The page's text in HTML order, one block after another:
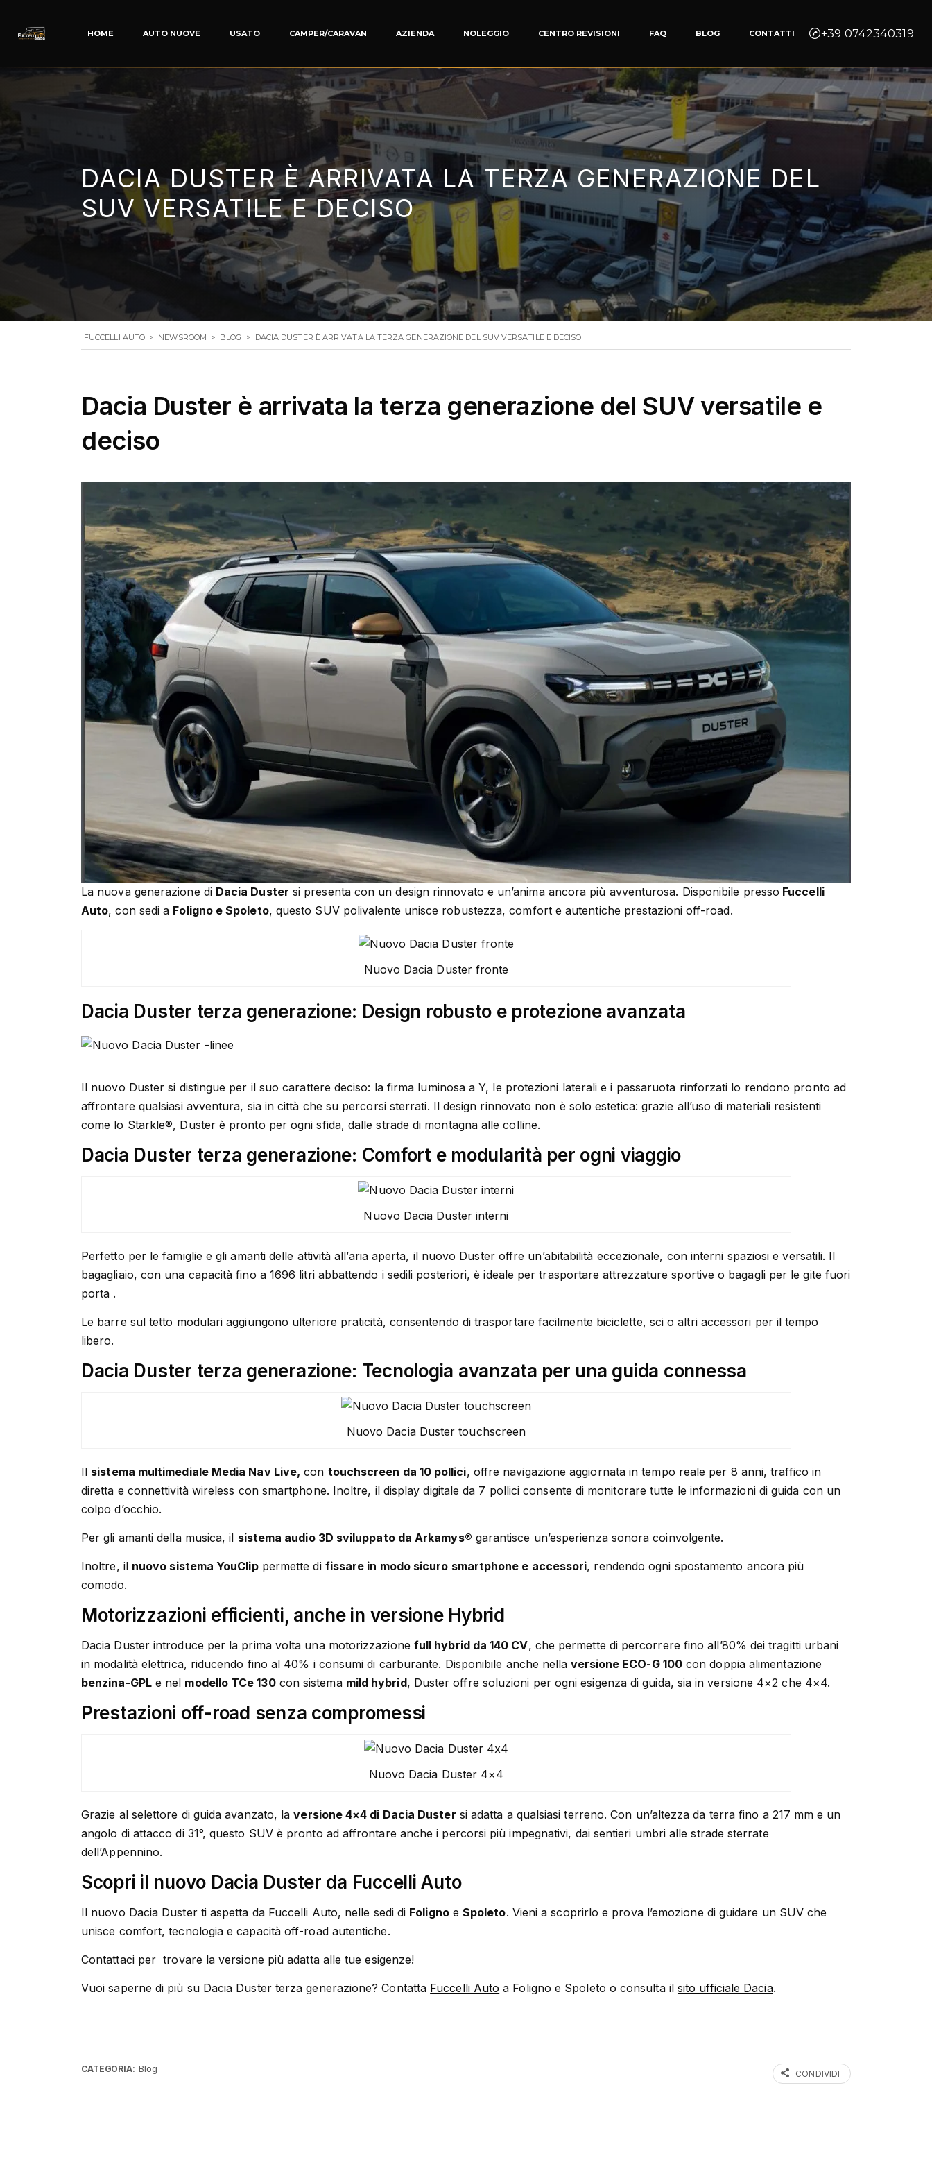
HOME AUTO NUOVE USATO CAMPER/CARAVAN AZIENDA NOLEGGIO CENTRO REVISIONI FAQ BLOG CONTATTI +39 0742340319
DACIA DUSTER È ARRIVATA LA TERZA GENERAZIONE DEL
SUV VERSATILE E DECISO
FUCCELLI AUTO > NEWSROOM > BLOG > DACIA DUSTER È ARRIVATA LA TERZA GENERAZIONE DEL SUV VERSATILE E DECISO
Dacia Duster è arrivata la terza generazione del SUV versatile e
deciso
La nuova generazione di Dacia Duster si presenta con un design rinnovato e un’anima ancora più avventurosa. Disponibile presso Fuccelli
Auto, con sedi a Foligno e Spoleto, questo SUV polivalente unisce robustezza, comfort e autentiche prestazioni off-road.
Nuovo Dacia Duster fronte
Dacia Duster terza generazione: Design robusto e protezione avanzata
Il nuovo Duster si distingue per il suo carattere deciso: la firma luminosa a Y, le protezioni laterali e i passaruota rinforzati lo rendono pronto ad
affrontare qualsiasi avventura, sia in città che su percorsi sterrati. Il design rinnovato non è solo estetica: grazie all’uso di materiali resistenti
come lo Starkle®, Duster è pronto per ogni sfida, dalle strade di montagna alle colline.
Dacia Duster terza generazione: Comfort e modularità per ogni viaggio
Nuovo Dacia Duster interni
Perfetto per le famiglie e gli amanti delle attività all’aria aperta, il nuovo Duster offre un’abitabilità eccezionale, con interni spaziosi e versatili. Il
bagagliaio, con una capacità fino a 1696 litri abbattendo i sedili posteriori, è ideale per trasportare attrezzature sportive o bagagli per le gite fuori
porta .
Le barre sul tetto modulari aggiungono ulteriore praticità, consentendo di trasportare facilmente biciclette, sci o altri accessori per il tempo
libero.
Dacia Duster terza generazione: Tecnologia avanzata per una guida connessa
Nuovo Dacia Duster touchscreen
Il sistema multimediale Media Nav Live, con touchscreen da 10 pollici, offre navigazione aggiornata in tempo reale per 8 anni, traffico in
diretta e connettività wireless con smartphone. Inoltre, il display digitale da 7 pollici consente di monitorare tutte le informazioni di guida con un
colpo d’occhio.
Per gli amanti della musica, il sistema audio 3D sviluppato da Arkamys® garantisce un’esperienza sonora coinvolgente.
Inoltre, il nuovo sistema YouClippermette di fissare in modo sicuro smartphone e accessori, rendendo ogni spostamento ancora più
comodo.
Motorizzazioni efficienti, anche in versione Hybrid
Dacia Duster introduce per la prima volta una motorizzazione full hybrid da 140 CV, che permette di percorrere fino all’80% dei tragitti urbani
in modalità elettrica, riducendo fino al 40% i consumi di carburante. Disponibile anche nella versione ECO-G 100con doppia alimentazione
benzina-GPLe nel modello TCe 130con sistema mild hybrid, Duster offre soluzioni per ogni esigenza di guida, sia in versione 4×2 che 4×4.
Prestazioni off-road senza compromessi
Nuovo Dacia Duster 4×4
Grazie al selettore di guida avanzato, laversione 4×4 di Dacia Duster si adatta a qualsiasi terreno. Con un’altezza da terra fino a 217 mm e un
angolo di attacco di 31°, questo SUV è pronto ad affrontare anche i percorsi più impegnativi, dai sentieri umbri alle strade sterrate
dell’Appennino.
Scopri il nuovo Dacia Duster da Fuccelli Auto
Il nuovo Dacia Duster ti aspetta da Fuccelli Auto, nelle sedi di FolignoeSpoleto. Vieni a scoprirlo e prova l’emozione di guidare un SUV che
unisce comfort, tecnologia e capacità off-road autentiche.
Contattaci per trovare la versione più adatta alle tue esigenze!
Vuoi saperne di più su Dacia Duster terza generazione? Contatta Fuccelli Auto a Foligno e Spoleto o consulta il sito ufficiale Dacia.
CATEGORIA: Blog CONDIVIDI